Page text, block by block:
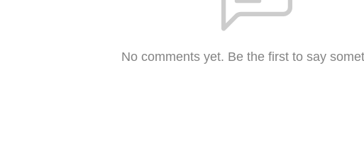
No comments yet. Be the first to say